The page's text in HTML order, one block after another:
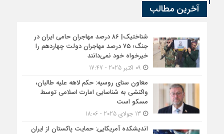
آخرین مطالب
شناختیک| ۸۶ درصد مهاجران حامی ایران در
جنگ؛ ۷۵ درصد مهاجران دولت چهاردهم را
خیرخواه خود نمی‌دانند
معاون سنای روسیه: حکم لاهه علیه طالبان،
واکنشی به شناسایی امارت اسلامی توسط
مسکو است
اندیشکده آمریکایی: حمایت پاکستان از ایران